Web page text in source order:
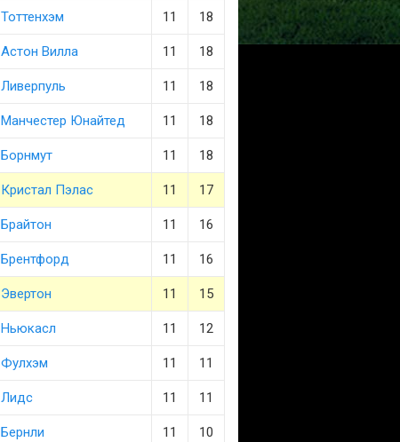
Тоттенхэм 11 18
Астон Вилла 11 18
Ливерпуль 11 18
Манчестер Юнайтед 11 18
Борнмут 11 18
Кристал Пэлас 11 17
Брайтон 11 16
Брентфорд 11 16
Эвертон 11 15
Ньюкасл 11 12
Фулхэм 11 11
Лидс 11 11
Бернли 11 10